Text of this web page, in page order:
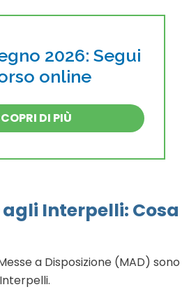
2026: Segui
online
DI PIÙ
agli Interpelli: Cosa
a Disposizione (MAD) sono